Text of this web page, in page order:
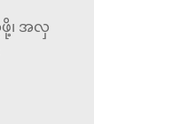
ဖို့၊ အလှ